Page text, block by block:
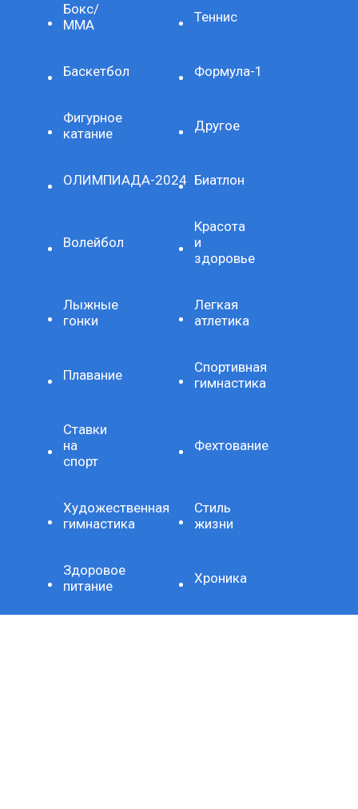
Бокс/
ММА
Теннис
Баскетбол Формула-1
Фигурное
катание
Другое
ОЛИМПИАДА-2024 Биатлон
Волейбол
Красота
и
здоровье
Лыжные
гонки
Легкая
атлетика
Плавание
Спортивная
гимнастика
Ставки
на
спорт
Фехтование
Художественная
гимнастика
Стиль
жизни
Здоровое
питание
Хроника